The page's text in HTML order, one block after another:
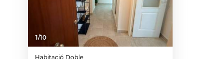
1/10
Habitació Doble